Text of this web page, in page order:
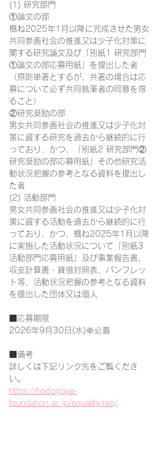
(1) 研究部門
①論文の部
概ね2025年1月以降に完成させた男女
共同参画社会の推進又は少子化対策に
関する研究論文及び「別紙1 研究部門
①論文の部応募用紙」を提出した者
（原則単著とするが、共著の場合は応
募について必ず共同執筆者の同意を得
ること）
②研究奨励の部
男女共同参画社会の推進又は少子化対
策に資する研究を過去から継続的に行
っており、かつ、「別紙2 研究部門②
研究奨励の部応募用紙」その他研究活
動状況把握の参考となる資料を提出し
た者
(2) 活動部門
男女共同参画社会の推進又は少子化対
策に資する活動を過去から継続的に行
っており、かつ、概ね2025年1月以降
に実施した活動状況について「別紙3
活動部門応募用紙」及び事業報告書、
収支計算書・貸借対照表、パンフレッ
ト等、活動状況把握の参考となる資料
を提出した団体又は個人
■応募期限
2026年9月30日(水)※必着
■備考
詳しくは下記リンク先をご覧くださ
い。
https://hodogaya-
foundation.or.jp/equality/req/